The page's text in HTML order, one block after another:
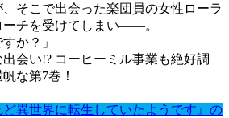
そこで出会った楽団員の女性ローラ
ーチを受けてしまい――。
か？」
会い!? コーヒーミル事業も絶好調
な第7巻！
ど異世界に転生していたようです』の